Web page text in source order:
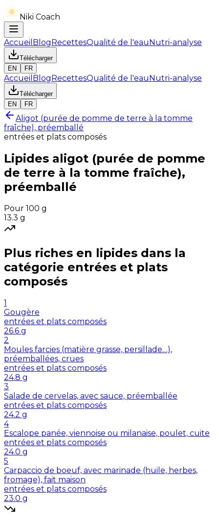
Niki Coach
Accueil BlogRecettesQualité de l'eauNutri-analyse
Télécharger
EN
FR
Accueil BlogRecettesQualité de l'eauNutri-analyse
Télécharger
EN
FR
Aligot (purée de pomme de terre à la tomme
fraîche), préemballé
entrées et plats composés
Lipides aligot (purée de pomme
de terre à la tomme fraîche),
préemballé
Pour 100 g
13.3 g
Plus riches en lipides dans la
catégorie entrées et plats
composés
1
Gougère
entrées et plats composés
26.6 g
2
Moules farcies (matière grasse, persillade…),
préemballées, crues
entrées et plats composés
24.8 g
3
Salade de cervelas, avec sauce, préemballée
entrées et plats composés
24.2 g
4
Escalope panée, viennoise ou milanaise, poulet, cuite
entrées et plats composés
24.0 g
5
Carpaccio de boeuf, avec marinade (huile, herbes,
fromage), fait maison
entrées et plats composés
23.0 g